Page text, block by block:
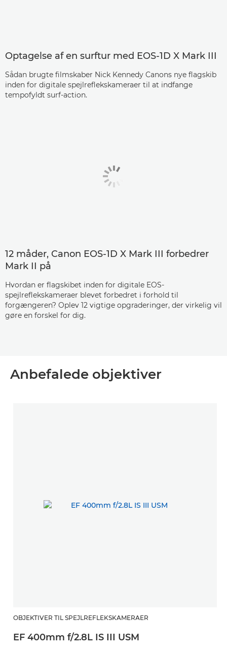
Optagelse af en surftur med EOS-1D X Mark III
Sådan brugte filmskaber Nick Kennedy Canons nye flagskib
inden for digitale spejlreflekskameraer til at indfange
tempofyldt surf-action.
12 måder, Canon EOS-1D X Mark III forbedrer
Mark II på
Hvordan er flagskibet inden for digitale EOS-
spejlreflekskameraer blevet forbedret i forhold til
forgængeren? Oplev 12 vigtige opgraderinger, der virkelig vil
gøre en forskel for dig.
Anbefalede objektiver
OBJEKTIVER TIL SPEJLREFLEKSKAMERAER
EF 400mm f/2.8L IS III USM